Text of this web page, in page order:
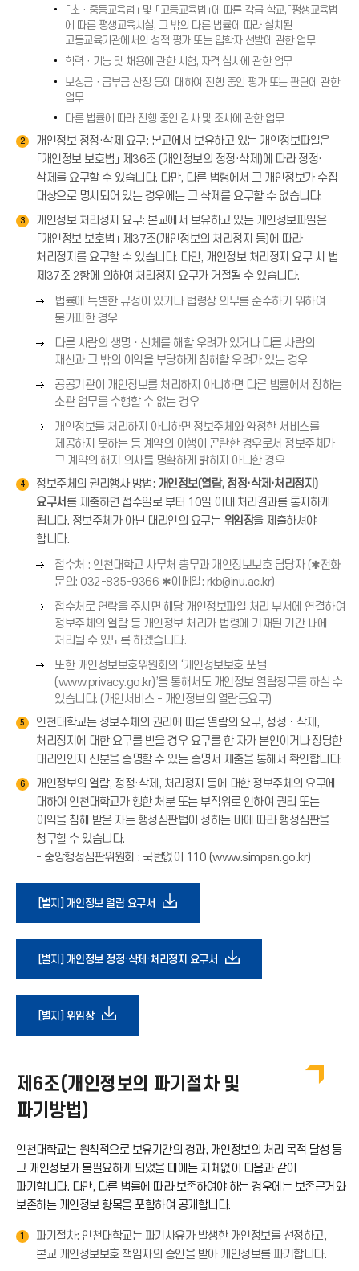
(
살
→
)
「초ㆍ중등교육법」 및 「고등교육법」에 따른 각급 학교,「평생교육법」
에 따른 평생교육시설, 그 밖의 다른 법률에 따라 설치된
고등교육기관에서의 성적 평가 또는 입학자 선발에 관한 업무
학력ㆍ기능 및 채용에 관한 시험, 자격 심사에 관한 업무
보상금ㆍ급부금 산정 등에 대하여 진행 중인 평가 또는 판단에 관한
업무
다른 법률에 따라 진행 중인 감사 및 조사에 관한 업무
2
개인정보 정정·삭제 요구: 본교에서 보유하고 있는 개인정보파일은
「개인정보 보호법」 제36조 (개인정보의 정정·삭제)에 따라 정정·
삭제를 요구할 수 있습니다. 다만, 다른 법령에서 그 개인정보가 수집
대상으로 명시되어 있는 경우에는 그 삭제를 요구할 수 없습니다.
3
개인정보 처리정지 요구: 본교에서 보유하고 있는 개인정보파일은
「개인정보 보호법」 제37조(개인정보의 처리정지 등)에 따라
처리정지를 요구할 수 있습니다. 다만, 개인정보 처리정지 요구 시 법
제37조 2항에 의하여 처리정지 요구가 거절될 수 있습니다.
오
른
쪽
화
살
표
(
→
)
법률에 특별한 규정이 있거나 법령상 의무를 준수하기 위하여
불가피한 경우
오
른
쪽
화
살
표
(
→
)
다른 사람의 생명ㆍ신체를 해할 우려가 있거나 다른 사람의
재산과 그 밖의 이익을 부당하게 침해할 우려가 있는 경우
오
른
쪽
화
살
표
(
→
)
공공기관이 개인정보를 처리하지 아니하면 다른 법률에서 정하는
소관 업무를 수행할 수 없는 경우
오
른
쪽
화
살
표
(
→
)
개인정보를 처리하지 아니하면 정보주체와 약정한 서비스를
제공하지 못하는 등 계약의 이행이 곤란한 경우로서 정보주체가
그 계약의 해지 의사를 명확하게 밝히지 아니한 경우
4 정보주체의 권리행사 방법: 개인정보(열람, 정정·삭제·처리정지)
요구서 를 제출하면 접수일로 부터 10일 이내 처리결과를 통지하게
됩니다. 정보주체가 아닌 대리인의 요구는 위임장을 제출하셔야
합니다.
오
른
쪽
화
살
표
(
→
)
접수처 : 인천대학교 사무처 총무과 개인정보보호 담당자 (✱전화
문의: 032-835-9366 ✱이메일: rkb@inu.ac.kr)
오
른
쪽
화
살
표
(
→
)
접수처로 연락을 주시면 해당 개인정보파일 처리 부서에 연결하여
정보주체의 열람 등 개인정보 처리가 법령에 기재된 기간 내에
처리될 수 있도록 하겠습니다.
오
른
쪽
화
살
표
(
→
)
또한 개인정보보호위원회의 ‘개인정보보호 포털
(www.privacy.go.kr)’을 통해서도 개인정보 열람청구를 하실 수
있습니다. (개인서비스 - 개인정보의 열람등요구)
5
인천대학교는 정보주체의 권리에 따른 열람의 요구, 정정ㆍ삭제,
처리정지에 대한 요구를 받을 경우 요구를 한 자가 본인이거나 정당한
대리인인지 신분을 증명할 수 있는 증명서 제출을 통해서 확인합니다.
6
개인정보의 열람, 정정·삭제, 처리정지 등에 대한 정보주체의 요구에
대하여 인천대학교가 행한 처분 또는 부작위로 인하여 권리 또는
이익을 침해 받은 자는 행정심판법이 정하는 바에 따라 행정심판을
청구할 수 있습니다.
- 중앙행정심판위원회 : 국번없이 110 (www.simpan.go.kr)
[별지] 개인정보 열람 요구서 다
운
로
콘
[별지] 개인정보 정정·삭제·처리정지 요구서 다
드
이
콘
[별지] 위임장다
로
아
콘
제6조(개인정보의 파기절차 및
파기방법)
인천대학교는 원칙적으로 보유기간의 경과, 개인정보의 처리 목적 달성 등
그 개인정보가 불필요하게 되었을 때에는 지체없이 다음과 같이
파기합니다. 다만, 다른 법률에 따라 보존하여야 하는 경우에는 보존근거와
보존하는 개인정보 항목을 포함하여 공개합니다.
1
파기절차: 인천대학교는 파기사유가 발생한 개인정보를 선정하고,
본교 개인정보보호 책임자의 승인을 받아 개인정보를 파기합니다.